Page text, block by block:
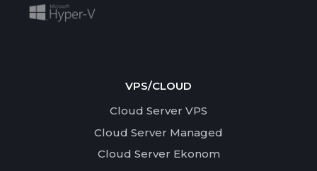
VPS/CLOUD
Cloud Server VPS
Cloud Server Managed
Cloud Server Ekonom